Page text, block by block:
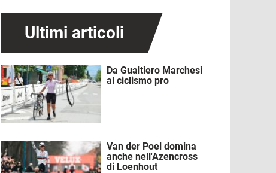
Ultimi articoli
Immagine
Da Gualtiero Marchesi
al ciclismo pro
Immagine
Van der Poel domina
anche nell'Azencross
di Loenhout